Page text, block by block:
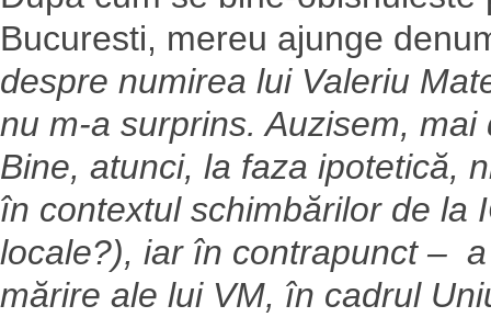
Bucuresti, mereu ajunge
despre numirea lui Valeriu
nu m-a surprins. Auzisem,
Bine, atunci, la faza ipotetică,
în contextul schimbărilor de la
locale?), iar în contrapunct –
mărire ale lui VM, în cadrul